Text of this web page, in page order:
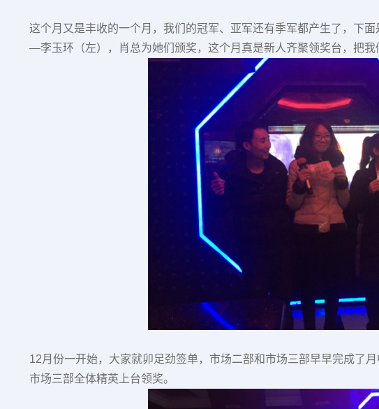
这个月又是丰收的一个月，我们的冠军、亚军还有季军都产生了，下
—李玉环（左），肖总为她们颁奖，这个月真是新人齐聚领奖台，把我
12月份一开始，大家就卯足劲签单，市场二部和市场三部早早完成了
市场三部全体精英上台领奖。